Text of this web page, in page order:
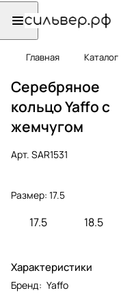
Главная Каталог
Серебряное
кольцо Yaffo с
жемчугом
Арт. SAR1531
Размер: 17.5
17.5 18.5
Характеристики
Бренд: Yaffo